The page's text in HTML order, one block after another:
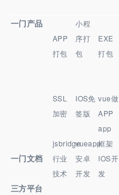
一门产品
APP
打包
小程
序打
包
EXE
打包
SSL
加密
IOS免
签版
vue做
APP
jsbridgevueapp
app
框架
一门文档
行业
技术
安卓
开发
IOS开
发
三方平台